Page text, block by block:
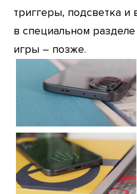
триггеры, подсветка и
в специальном
игры – позже.